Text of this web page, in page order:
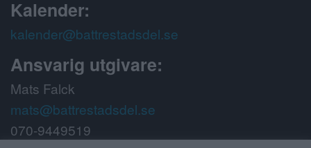
Kalender:
kalender@battrestadsdel.se
Ansvarig utgivare:
Mats Falck
mats@battrestadsdel.se
070-9449519